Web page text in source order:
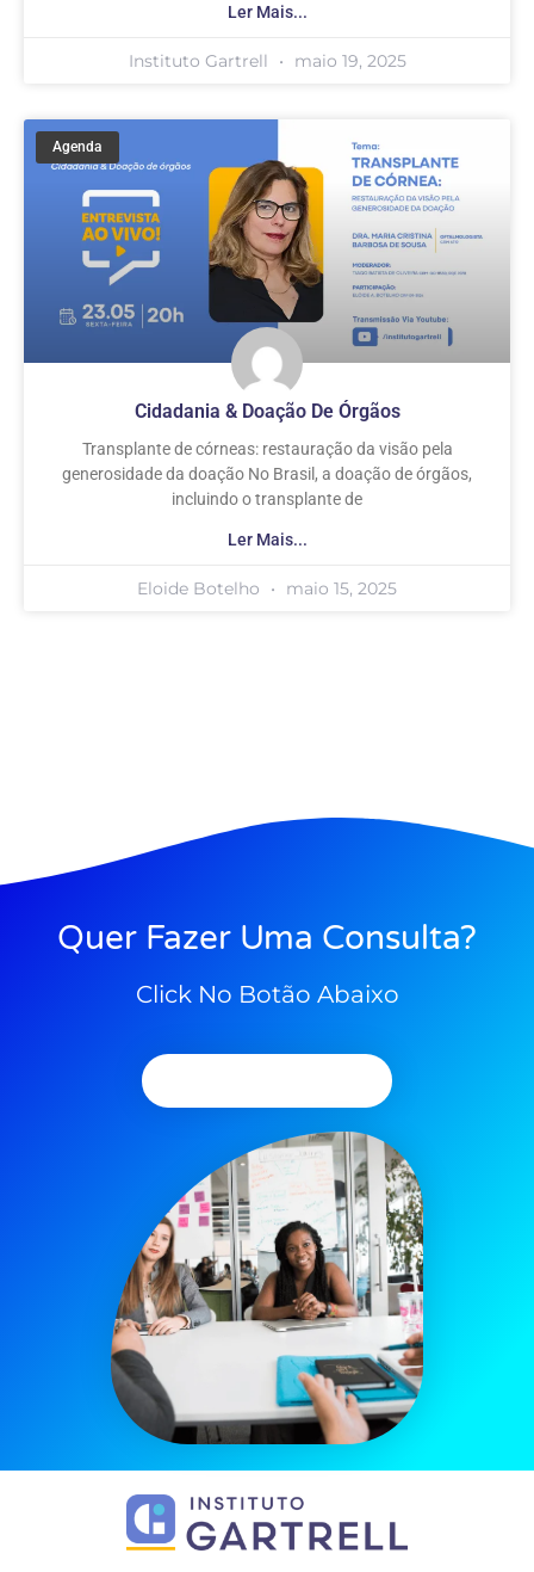
Ler Mais...
Instituto Gartrell maio 19, 2025
Agenda
Cidadania & Doação De Órgãos
Transplante de córneas: restauração da visão pela
generosidade da doação No Brasil, a doação de órgãos,
incluindo o transplante de
Ler Mais...
Eloide Botelho maio 15, 2025
Quer Fazer Uma Consulta?
Click No Botão Abaixo